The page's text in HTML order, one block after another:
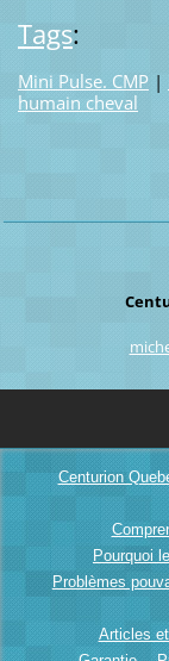
Tags:
Mini Pulse. CMP |
humain cheval
Centurion
Pourquoi
Problèmes
Articles